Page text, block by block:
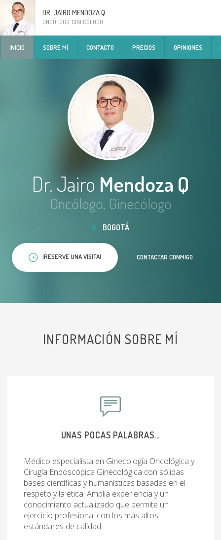
DR. JAIRO MENDOZA Q
ONCÓLOGO, GINECÓLOGO
INICIO SOBRE MÍ CONTACTO PRECIOS OPINIONES
Dr. Jairo Mendoza Q
Oncólogo, Ginecólogo
BOGOTÁ
¡RESERVE UNA VISITA! CONTACTAR CONMIGO
INFORMACIÓN SOBRE MÍ
UNAS POCAS PALABRAS...
Médico especialista en Ginecología Oncológica y
Cirugía Endoscópica Ginecológica con sólidas
bases científicas y humanísticas basadas en el
respeto y la ética. Amplia experiencia y un
conocimiento actualizado que permite un
ejercicio profesional con los más altos
estándares de calidad.